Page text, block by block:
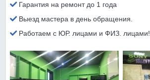
Гарантия на ремонт до 1 года
Выезд мастера в день обращения.
Работаем с ЮР. лицами и ФИЗ. лицами!